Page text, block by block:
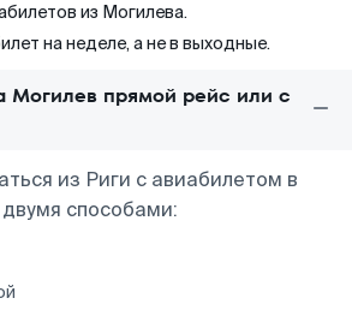
из Могилева.
на неделе, а не в выходные.
Могилев прямой рейс или с
из Риги с авиабилетом в
способами: